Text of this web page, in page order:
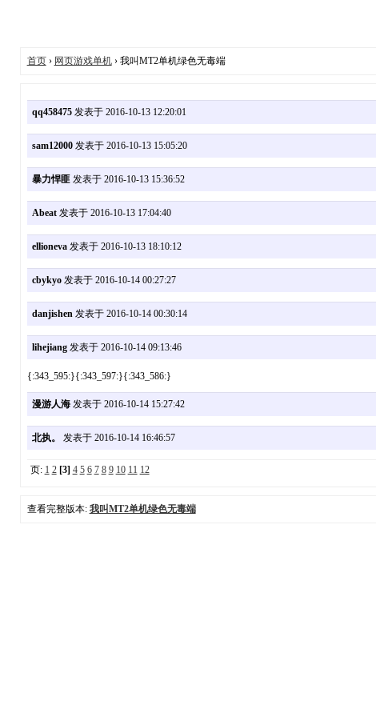
首页› 网页游戏单机› 我叫MT2单机绿色无毒端
qq458475发表于 2016-10-13 12:20:01
sam12000发表于 2016-10-13 15:05:20
暴力悍匪发表于 2016-10-13 15:36:52
Abeat发表于 2016-10-13 17:04:40
ellioneva发表于 2016-10-13 18:10:12
cbykyo发表于 2016-10-14 00:27:27
danjishen发表于 2016-10-14 00:30:14
lihejiang发表于 2016-10-14 09:13:46
{:343_595:}{:343_597:}{:343_586:}
漫游人海发表于 2016-10-14 15:27:42
北执。 发表于 2016-10-14 16:46:57
页: 1 2 [3] 4 5 6 7 8 9 10 11 12
查看完整版本: 我叫MT2单机绿色无毒端